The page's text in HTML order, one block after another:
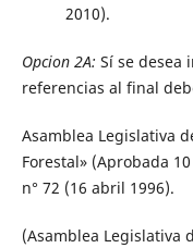
2010).
Opcion 2A: Sí se desea
referencias al final
Asamblea Legislativa
Forestal» (Aprobada
n° 72 (16 abril 1996).
(Asamblea Legislativa